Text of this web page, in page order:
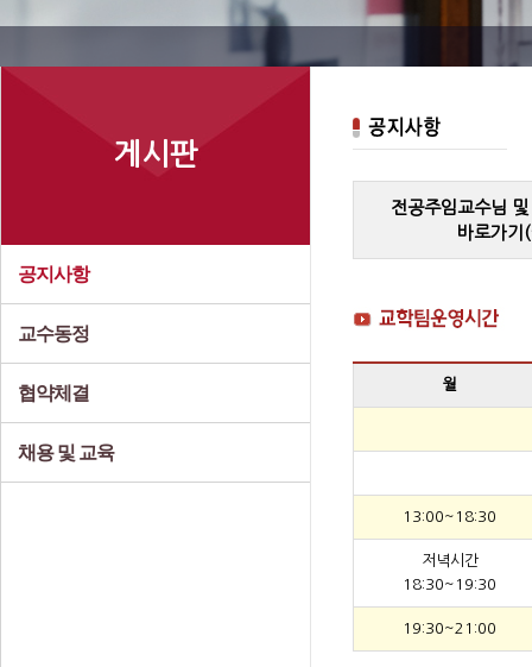
게시판
공지사항
교수동정
협약체결
채용 및 교육
전공주임교수님
바로가기
월
13:00~18:30
저녁시간
18:30~19:30
19:30~21:00